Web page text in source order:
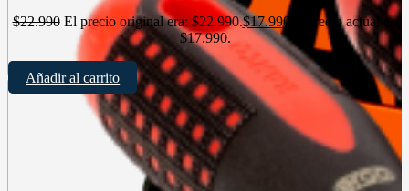
$22.990 El precio original era: $22.990.$17.990
El precio actual es:
$17.990.
Añadir al carrito